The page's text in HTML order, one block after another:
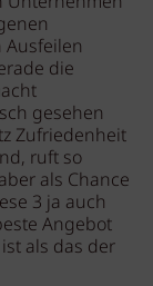
die
gesehen
Zufriedenheit
ruft so
als Chance
3 ja auch
Angebot
als das der